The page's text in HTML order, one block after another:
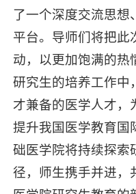
了一个深度交流思想
平台。导师们将把此
动，以更加饱满的热
研究生的培养工作中
才兼备的医学人才，
提升我国医学教育国
础医学院将持续探索
径，师生携手并进，